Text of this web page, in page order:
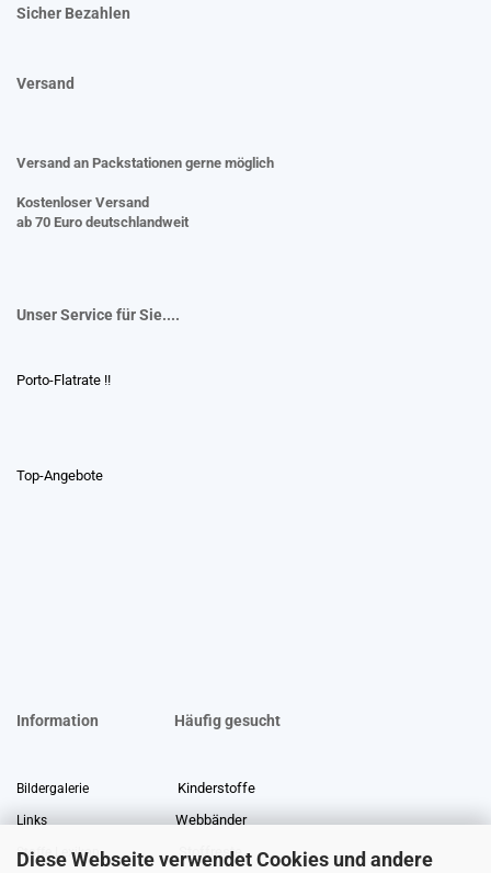
Diese Webseite verwendet Cookies und andere
Sicher Bezahlen
Versand
Versand an Packstationen gerne möglich
Kostenloser Versand
ab 70 Euro deutschlandweit
Unser Service für Sie....
Porto-Flatrate !!
Top-Angebote
Information Häufig gesucht
Bildergalerie Kinderstoffe
Links Webbänder
Stoffe Lexikon Stoffreste